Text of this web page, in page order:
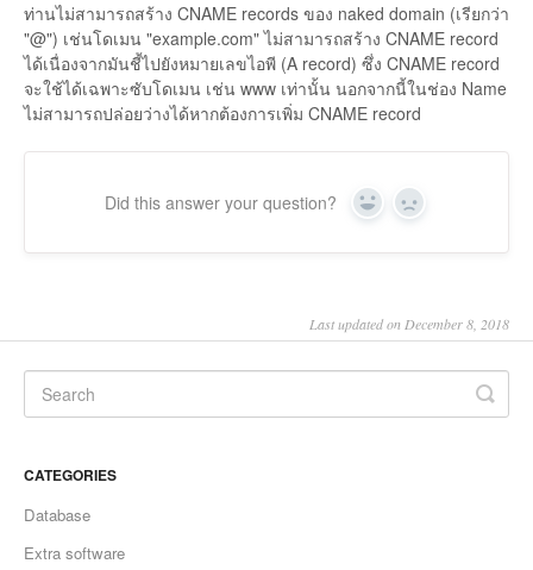
ท่านไม่สามารถสร้าง CNAME records ของ naked domain (เรียกว่า
"@") เช่นโดเมน "example.com" ไม่สามารถสร้าง CNAME record
ได้เนื่องจากมันชี้ไปยังหมายเลขไอพี (A record) ซึ่ง CNAME record
จะใช้ได้เฉพาะซับโดเมน เช่น www เท่านั้น นอกจากนี้ในช่อง Name
ไม่สามารถปล่อยว่างได้หากต้องการเพิ่ม CNAME record
Did this answer your question? Yes No
Last updated on December 8, 2018
CATEGORIES
Database
Extra software